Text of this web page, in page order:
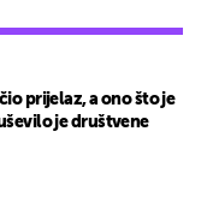
prijelaz, a ono što je
je društvene